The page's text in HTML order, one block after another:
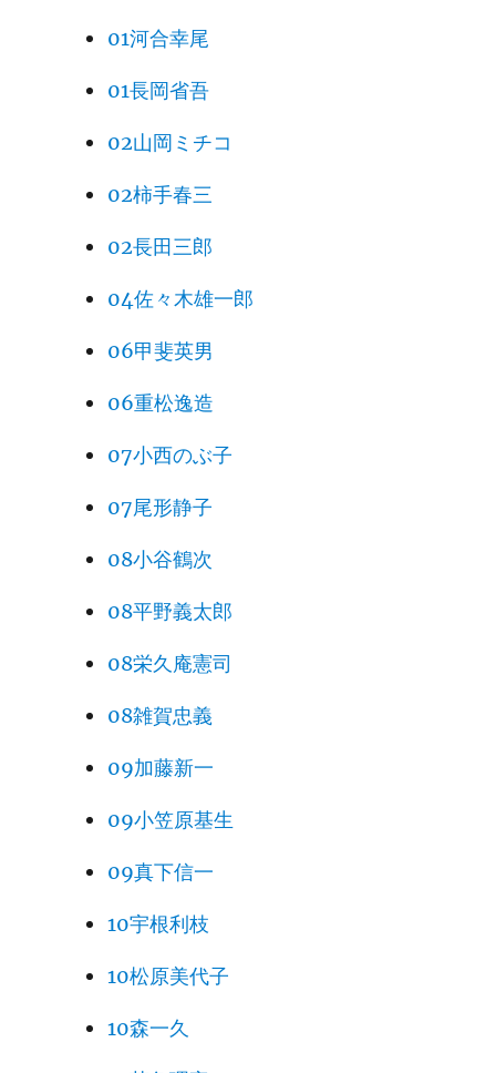
01河合幸尾
01長岡省吾
02山岡ミチコ
02柿手春三
02長田三郎
04佐々木雄一郎
06甲斐英男
06重松逸造
07小西のぶ子
07尾形静子
08小谷鶴次
08平野義太郎
08栄久庵憲司
08雑賀忠義
09加藤新一
09小笠原基生
09真下信一
10宇根利枝
10松原美代子
10森一久